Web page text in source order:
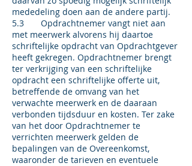
mededeling doen aan de andere partij.
5.3 Opdrachtnemer vangt niet aan
met meerwerk alvorens hij daartoe
schrif­telijke opdracht van Opdrachtgever
heeft gekregen. Opdrachtnemer brengt
ter verkrijging van een schriftelijke
opdracht een schriftelijke offerte uit,
betreffende de omvang van het
verwachte meerwerk en de daaraan
verbonden tijdsduur en kosten. Ter zake
van het door Opdrachtnemer te
verrichten meerwerk gelden de
bepalingen van de Overeenkomst,
waaronder de tarieven en eventuele